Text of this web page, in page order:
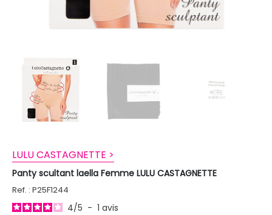
LULU CASTAGNETTE >
Panty scultant laella Femme LULU CASTAGNETTE
Ref. : P25F1244
4/5 - 1 avis